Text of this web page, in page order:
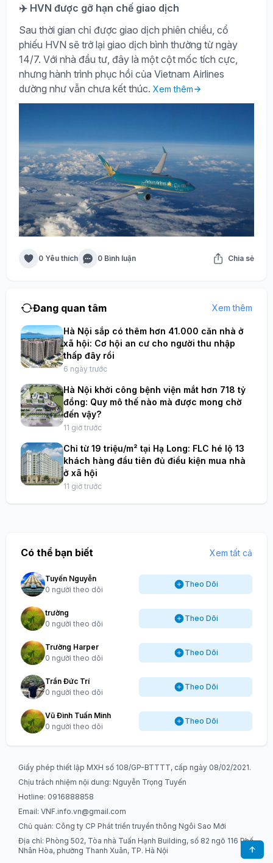
✈️ HVN được gỡ hạn chế giao dịch
Sau thời gian chỉ được giao dịch phiên chiều, cổ
phiếu HVN sẽ trở lại giao dịch bình thường từ ngày
14/7. Với nhà đầu tư, đây là một cột mốc tích cực,
nhưng hành trình phục hồi của Vietnam Airlines
dường như vẫn chưa kết thúc. Xem thêm
0 Yêu thích 0 Bình luận Chia sẻ
Đang quan tâm Xem thêm
Hà Nội sắp có thêm hơn 41.000 căn nhà ở
xã hội: Cơ hội an cư cho người thu nhập
thấp đây rồi
6 ngày trước
Hà Nội khởi công bệnh viện mắt hơn 718 tỷ
đồng: Quy mô thế nào mà được mong chờ
đến vậy?
11 giờ trước
Chỉ từ 19 triệu/m² tại Hạ Long: FLC hé lộ 13
khách hàng đầu tiên đủ điều kiện mua nhà
ở xã hội
11 giờ trước
Có thể bạn biết Xem tất cả
Tuyến Nguyễn
0 người theo dõi
Theo Dõi
trường
0 người theo dõi
Theo Dõi
Trường Harper
0 người theo dõi
Theo Dõi
Trần Đức Trí
0 người theo dõi
Theo Dõi
Vũ Đình Tuấn Minh
0 người theo dõi
Theo Dõi
Giấy phép thiết lập MXH số 108/GP-BTTTT, cấp ngày 08/02/2021.
Chịu trách nhiệm nội dung: Nguyễn Trọng Tuyến
Hotline: 0916888858
Email: VNF.info.vn@gmail.com
Chủ quản: Công ty CP Phát triển truyền thông Ngôi Sao Mới
Địa chỉ: Phòng 502, Tòa nhà Tuấn Hạnh Building, số 82 ngõ 116 Phố
Nhân Hòa, phường Thanh Xuân, TP. Hà Nội